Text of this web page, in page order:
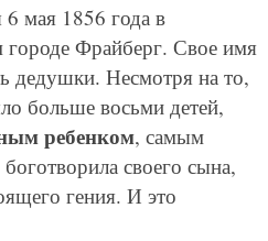
мая 1856 года в
Фрайберг. Свое имя
дедушки. Несмотря на то,
больше восьми детей,
ребенком, самым
своего сына,
гения. И это